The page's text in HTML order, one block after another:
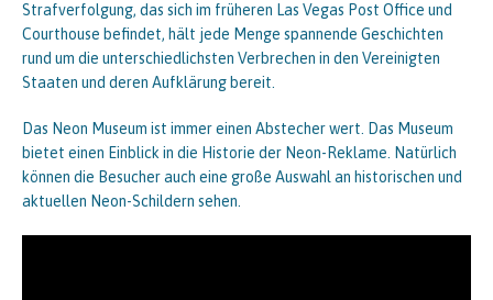
Strafverfolgung, das sich im früheren Las Vegas Post Office und
Courthouse befindet, hält jede Menge spannende Geschichten
rund um die unterschiedlichsten Verbrechen in den Vereinigten
Staaten und deren Aufklärung bereit.
Das Neon Museum ist immer einen Abstecher wert. Das Museum
bietet einen Einblick in die Historie der Neon-Reklame. Natürlich
können die Besucher auch eine große Auswahl an historischen und
aktuellen Neon-Schildern sehen.